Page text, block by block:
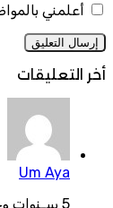
أعلمني
أخر التعليقات
Um Aya